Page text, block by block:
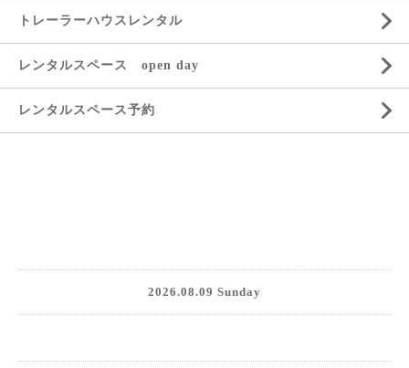
トレーラーハウスレンタル
レンタルスペース open day
レンタルスペース予約
2026.08.09 Sunday